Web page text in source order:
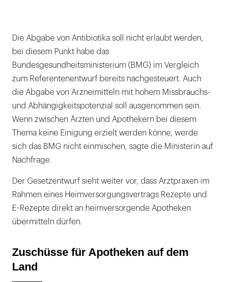
Die Abgabe von Antibiotika soll nicht erlaubt werden,
bei diesem Punkt habe das
Bundesgesundheitsministerium (BMG) im Vergleich
zum Referentenentwurf bereits nachgesteuert. Auch
die Abgabe von Arzneimitteln mit hohem Missbrauchs-
und Abhängigkeitspotenzial soll ausgenommen sein.
Wenn zwischen Ärzten und Apothekern bei diesem
Thema keine Einigung erzielt werden könne, werde
sich das BMG nicht einmischen, sagte die Ministerin auf
Nachfrage.
Der Gesetzentwurf sieht weiter vor, dass Arztpraxen im
Rahmen eines Heimversorgungsvertrags Rezepte und
E-Rezepte direkt an heimversorgende Apotheken
übermitteln dürfen.
Zuschüsse für Apotheken auf dem
Land